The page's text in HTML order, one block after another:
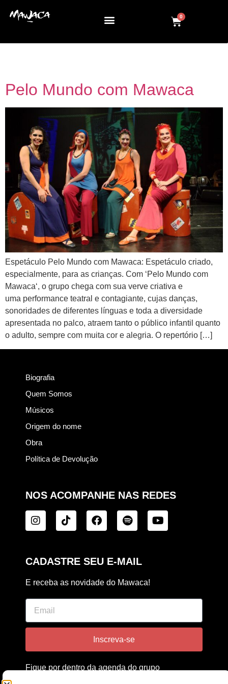
0
Pelo Mundo com Mawaca
Espetáculo Pelo Mundo com Mawaca: Espetáculo criado,
especialmente, para as crianças. Com ‘Pelo Mundo com
Mawaca‘, o grupo chega com sua verve criativa e
uma performance teatral e contagiante, cujas danças,
sonoridades de diferentes línguas e toda a diversidade
apresentada no palco, atraem tanto o público infantil quanto
o adulto, sempre com muita cor e alegria. O repertório […]
Biografia
Quem Somos
Músicos
Origem do nome
Obra
Política de Devolução
NOS ACOMPANHE NAS REDES
CADASTRE SEU E-MAIL
E receba as novidade do Mawaca!
Inscreva-se
Fique por dentro da agenda do grupo